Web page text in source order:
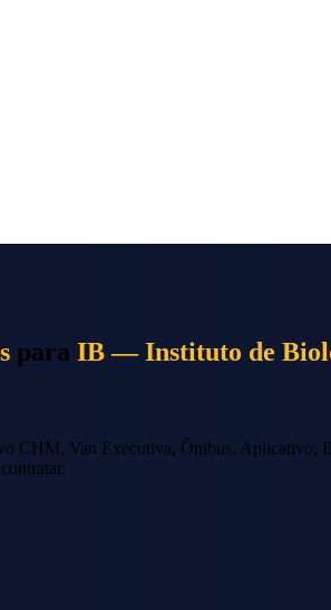
para IB — Instituto de
CHM, Van Executiva, Ônibus, Aplicativo,